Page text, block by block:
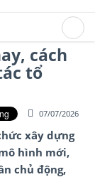
cách
tổ
07/07/2026
xây dựng
hình mới,
chủ động,